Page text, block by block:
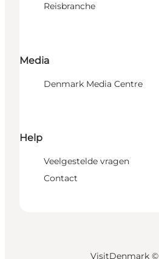
Reisbranche
Media
Denmark Media Centre
Help
Veelgestelde vragen
Contact
VisitDenmark ©